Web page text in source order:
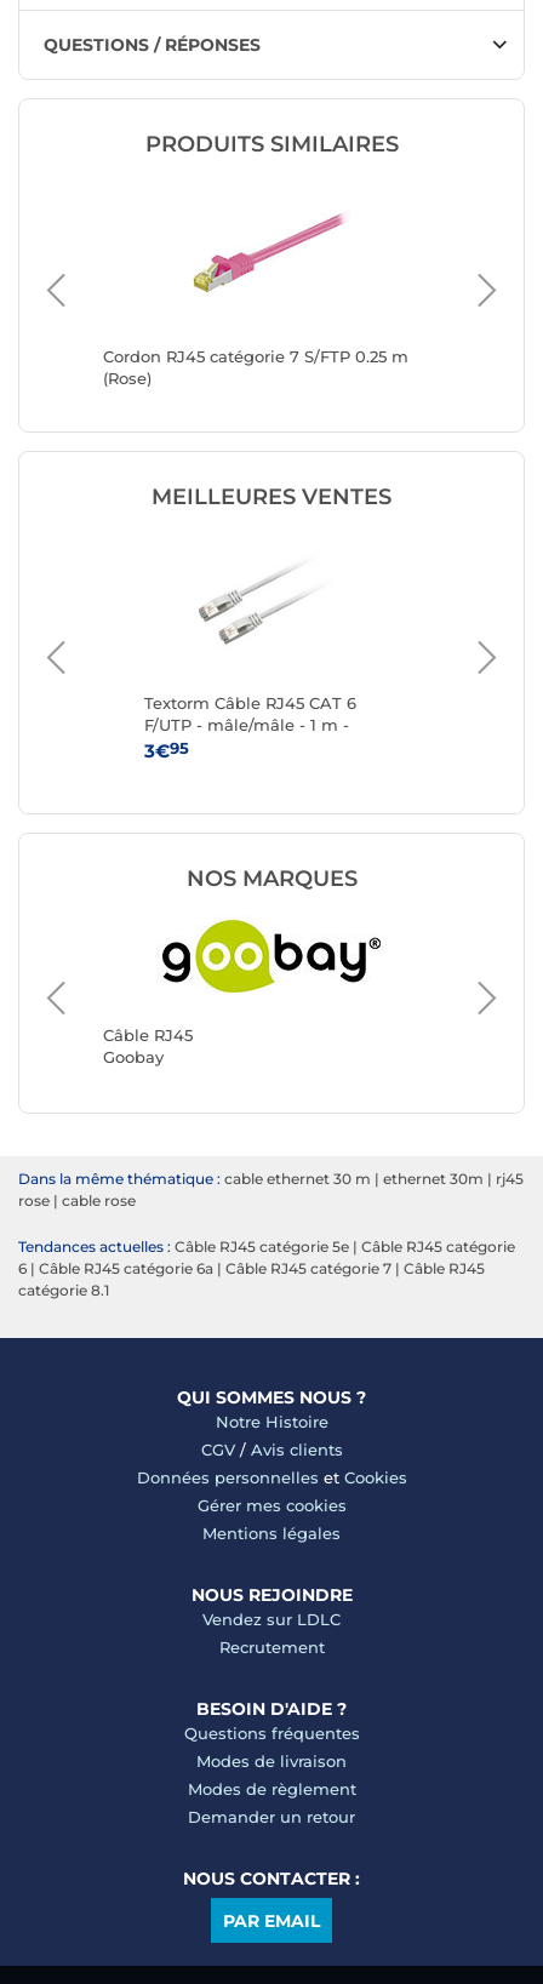
QUESTIONS / RÉPONSES
PRODUITS SIMILAIRES
Cordon RJ45 catégorie 7 S/FTP 0.25 m
(Rose)
MEILLEURES VENTES
Textorm Câble RJ45 CAT 6
F/UTP - mâle/mâle - 1 m -
Blanc
3€95
NOS MARQUES
Câble RJ45
Goobay
Dans la même thématique : cable ethernet 30 m | ethernet 30m | rj45
rose | cable rose
Tendances actuelles : Câble RJ45 catégorie 5e | Câble RJ45 catégorie
6 | Câble RJ45 catégorie 6a | Câble RJ45 catégorie 7 | Câble RJ45
catégorie 8.1
QUI SOMMES NOUS ?
Notre Histoire
CGV/ Avis clients
Données personnelles et Cookies
Gérer mes cookies
Mentions légales
NOUS REJOINDRE
Vendez sur LDLC
Recrutement
BESOIN D'AIDE ?
Questions fréquentes
Modes de livraison
Modes de règlement
Demander un retour
NOUS CONTACTER :
PAR EMAIL